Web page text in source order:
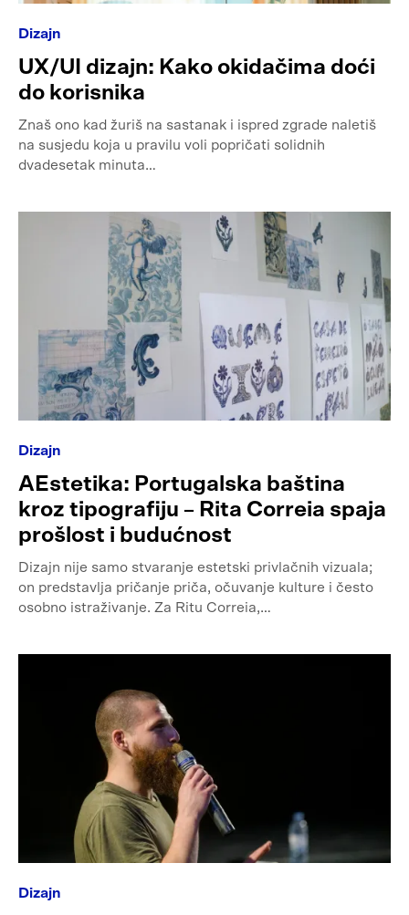
Dizajn
UX/UI dizajn: Kako okidačima doći
do korisnika
Znaš ono kad žuriš na sastanak i ispred zgrade naletiš
na susjedu koja u pravilu voli popričati solidnih
dvadesetak minuta…
Dizajn
AEstetika: Portugalska baština
kroz tipografiju – Rita Correia spaja
prošlost i budućnost
Dizajn nije samo stvaranje estetski privlačnih vizuala;
on predstavlja pričanje priča, očuvanje kulture i često
osobno istraživanje. Za Ritu Correia,…
Dizajn